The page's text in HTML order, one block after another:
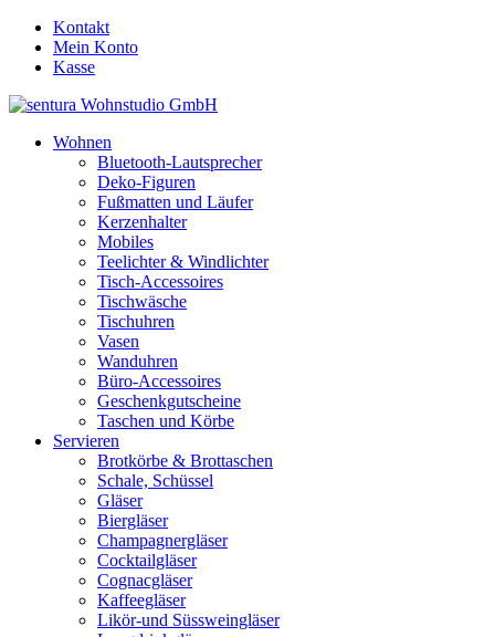
Kontakt
Mein Konto
Kasse
Wohnen
Bluetooth-Lautsprecher
Deko-Figuren
Fußmatten und Läufer
Kerzenhalter
Mobiles
Teelichter & Windlichter
Tisch-Accessoires
Tischwäsche
Tischuhren
Vasen
Wanduhren
Büro-Accessoires
Geschenkgutscheine
Taschen und Körbe
Servieren
Brotkörbe & Brottaschen
Schale, Schüssel
Gläser
Biergläser
Champagnergläser
Cocktailgläser
Cognacgläser
Kaffeegläser
Likör-und Süssweingläser